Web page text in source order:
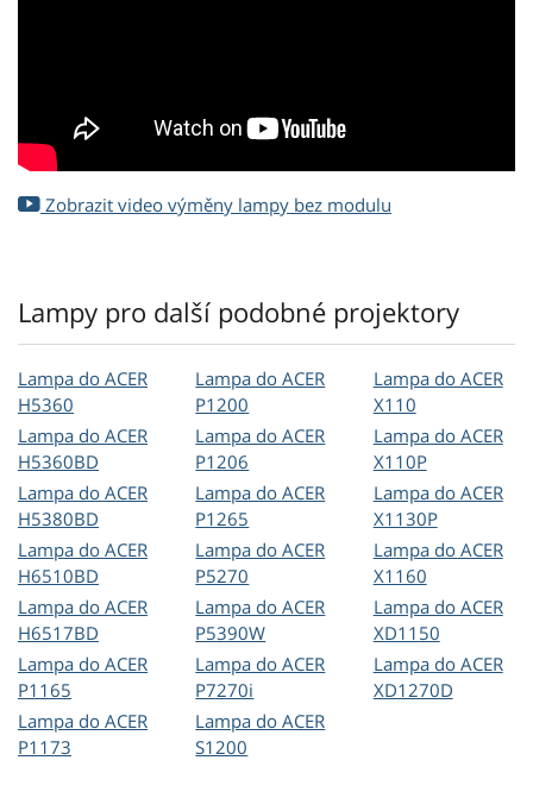
Zobrazit video výměny lampy bez modulu
Lampy pro další podobné projektory
Lampa do ACER
H5360
Lampa do ACER
H5360BD
Lampa do ACER
H5380BD
Lampa do ACER
H6510BD
Lampa do ACER
H6517BD
Lampa do ACER
P1165
Lampa do ACER
P1173
Lampa do ACER
P1200
Lampa do ACER
P1206
Lampa do ACER
P1265
Lampa do ACER
P5270
Lampa do ACER
P5390W
Lampa do ACER
P7270i
Lampa do ACER
S1200
Lampa do ACER
X110
Lampa do ACER
X110P
Lampa do ACER
X1130P
Lampa do ACER
X1160
Lampa do ACER
XD1150
Lampa do ACER
XD1270D